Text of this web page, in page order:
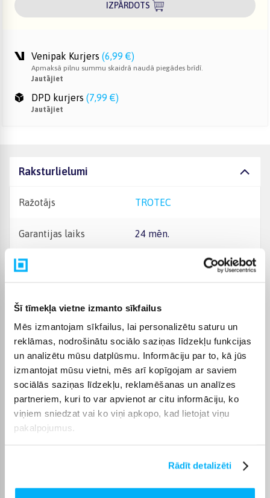
Šī tīmekļa vietne izmanto sīkfailus
Mēs izmantojam sīkfailus, lai personalizētu saturu un
reklāmas, nodrošinātu sociālo saziņas līdzekļu funkcijas
un analizētu mūsu datplūsmu. Informāciju par to, kā jūs
izmantojat mūsu vietni, mēs arī kopīgojam ar saviem
sociālās saziņas līdzekļu, reklamēšanas un analīzes
partneriem, kuri to var apvienot ar citu informāciju, ko
viņiem sniedzat vai ko viņi apkopo, kad lietojat viņu
pakalpojumus.
Rādīt detalizēti
IZPĀRDOTS
Venipak Kurjers (6,99 €)
Apmaksā pilnu summu skaidrā naudā piegādes brīdī.
Jautājiet
DPD kurjers (7,99 €)
Jautājiet
Raksturlielumi
Ražotājs TROTEC
Garantijas laiks 24 mēn.
Jauda
Aizsardzība pret
Jā
Taimeris + Nē
Aizsardzība pret salu
Apsildāma telpas zona
Krāsa Pelēks